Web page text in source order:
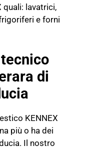
lavatrici,
e forni
di
KENNEX
più o ha dei
Il nostro